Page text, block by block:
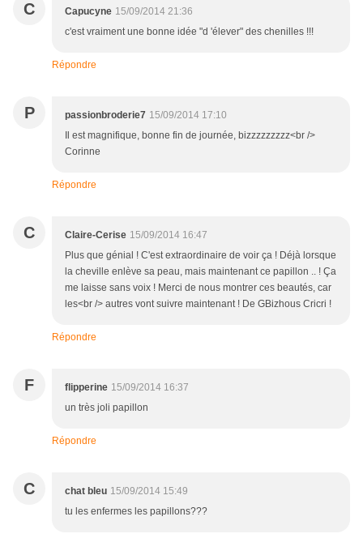
C Capucyne 15/09/2014 21:36
c'est vraiment une bonne idée "d 'élever" des chenilles !!!
Répondre
P passionbroderie7 15/09/2014 17:10
Il est magnifique, bonne fin de journée, bizzzzzzzzz<br />
Corinne
Répondre
C Claire-Cerise 15/09/2014 16:47
Plus que génial ! C'est extraordinaire de voir ça ! Déjà lorsque
la cheville enlève sa peau, mais maintenant ce papillon .. ! Ça
me laisse sans voix ! Merci de nous montrer ces beautés, car
les<br /> autres vont suivre maintenant ! De GBizhous Cricri !
Répondre
F flipperine 15/09/2014 16:37
un très joli papillon
Répondre
C chat bleu 15/09/2014 15:49
tu les enfermes les papillons???